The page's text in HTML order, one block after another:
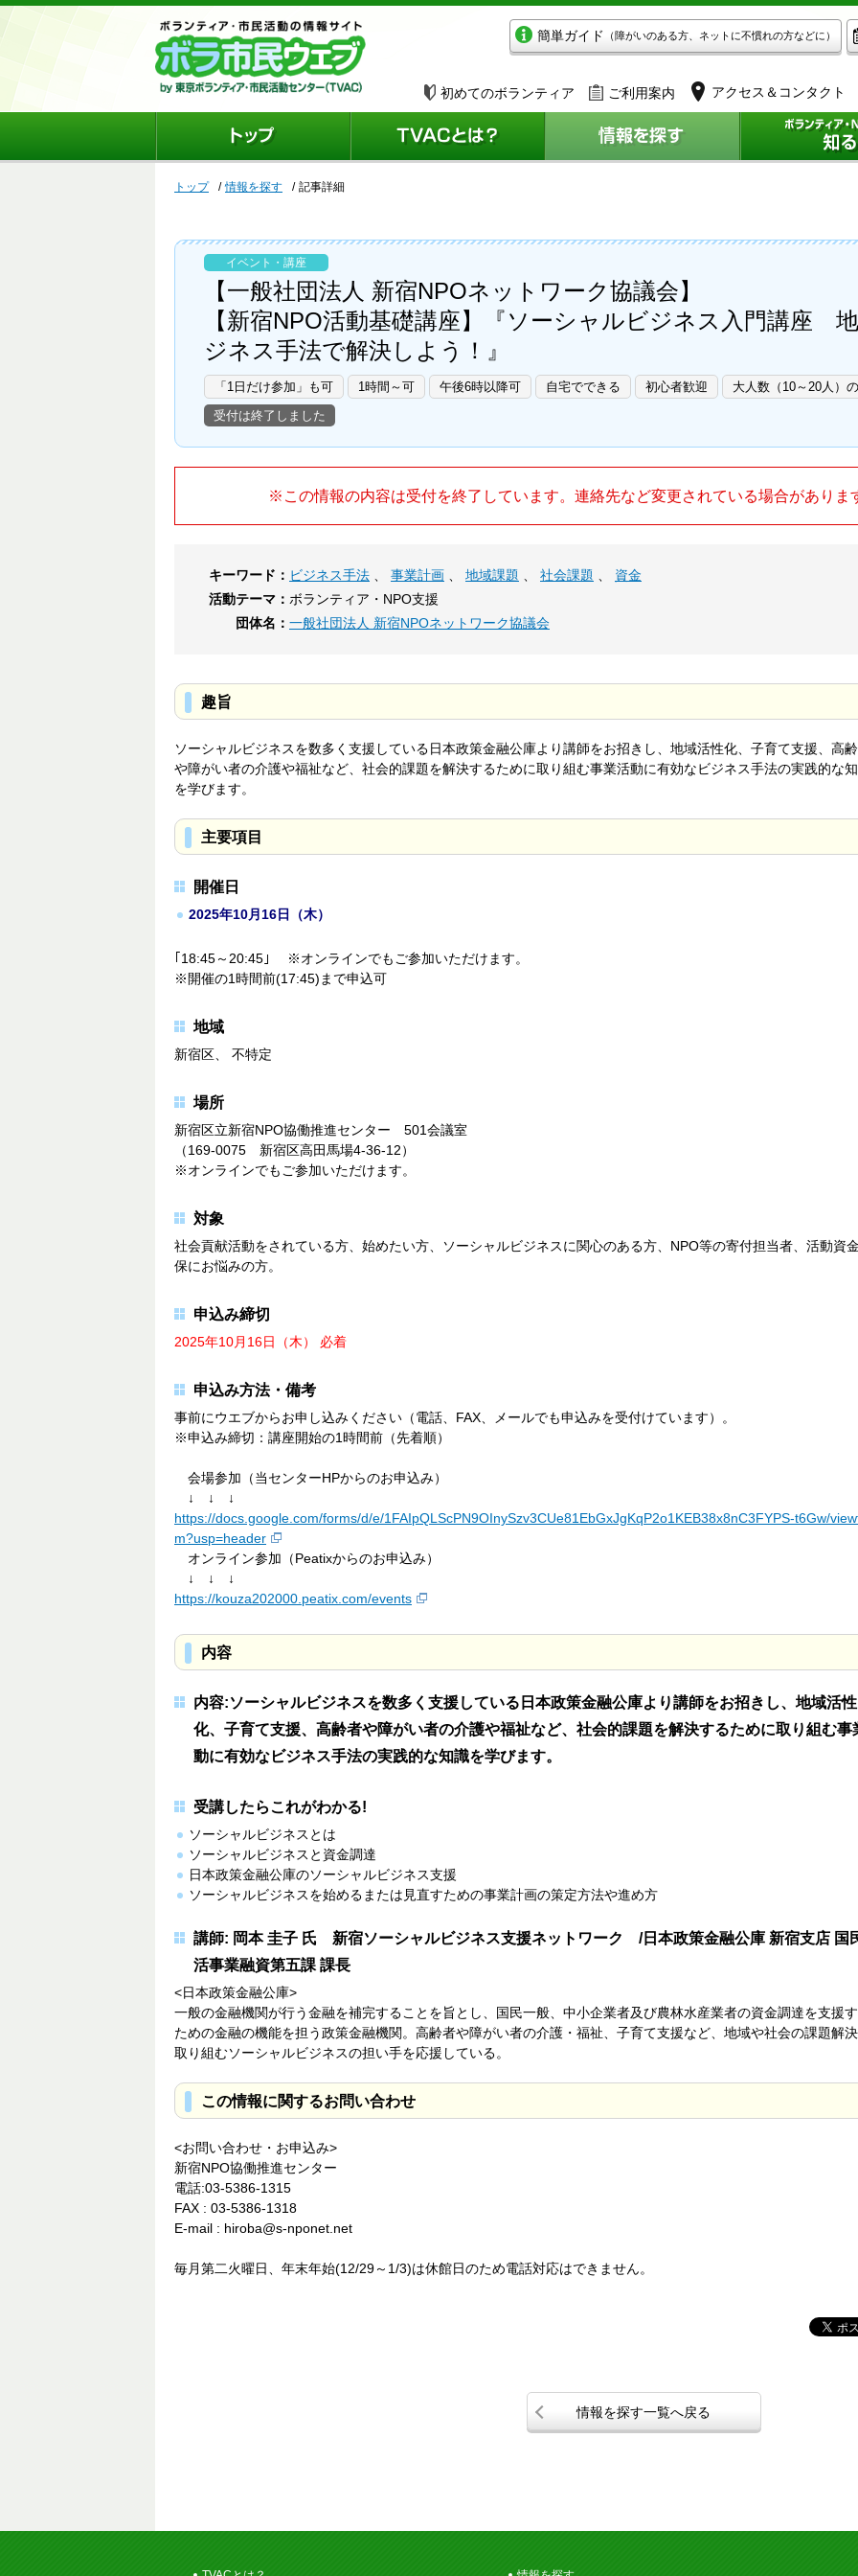
簡単ガイド （障がいのある方、ネットに不慣れの方などに）
初めてのボランティア ご利用案内 アクセス＆コンタクト
トップ 情報を探す 記事詳細
イベント・講座
【一般社団法人 新宿NPOネットワーク協議会】
【新宿NPO活動基礎講座】『ソーシャルビジネス入門講座
ジネス手法で解決しよう！』
「1日だけ参加」も可 1時間～可 午後6時以降可 自宅でできる 初心者歓迎
大人数（10～20人）
受付は終了しました
※この情報の内容は受付を終了しています。連絡先など変更されている場合がありま
キーワード： ビジネス手法 事業計画 地域課題 社会課題
資金
活動テーマ： ボランティア・NPO支援
団体名： 一般社団法人 新宿NPOネットワーク協議会
趣旨
ソーシャルビジネスを数多く支援している日本政策金融公庫より講師をお招きし、地域活性化、子育て支援、高
や障がい者の介護や福祉など、社会的課題を解決するために取り組む事業活動に有効なビジネス手法の実践的な
を学びます。
主要項目
開催日
2025年10月16日（木）
｢18:45～20:45｣ ※オンラインでもご参加いただけます。
※開催の1時間前(17:45)まで申込可
地域
新宿区、 不特定
場所
新宿区立新宿NPO協働推進センター 501会議室
（169-0075 新宿区高田馬場4-36-12）
※オンラインでもご参加いただけます。
対象
社会貢献活動をされている方、始めたい方、ソーシャルビジネスに関心のある方、NPO等の寄付担当者、活動資
保にお悩みの方。
申込み締切
2025年10月16日（木） 必着
申込み方法・備考
事前にウエブからお申し込みください（電話、FAX、メールでも申込みを受付けています）。
※申込み締切：講座開始の1時間前（先着順）
会場参加（当センターHPからのお申込み）
↓ ↓ ↓
https://docs.google.com/forms/d/e/1FAIpQLScPN9OInySzv3CUe81EbGxJgKqP2o1KEB38x8nC3FYPS-t6Gw/
m?usp=header
オンライン参加（Peatixからのお申込み）
↓ ↓ ↓
https://kouza202000.peatix.com/events
内容
内容:ソーシャルビジネスを数多く支援している日本政策金融公庫より講師をお招きし、地域活性
化、子育て支援、高齢者や障がい者の介護や福祉など、社会的課題を解決するために取り組む事
動に有効なビジネス手法の実践的な知識を学びます。
受講したらこれがわかる!
ソーシャルビジネスとは
ソーシャルビジネスと資金調達
日本政策金融公庫のソーシャルビジネス支援
ソーシャルビジネスを始めるまたは見直すための事業計画の策定方法や進め方
講師: 岡本 圭子 氏 新宿ソーシャルビジネス支援ネットワーク /日本政策金融公庫 新宿支店 国
活事業融資第五課 課長
<日本政策金融公庫>
一般の金融機関が行う金融を補完することを旨とし、国民一般、中小企業者及び農林水産業者の資金調達を支援
ための金融の機能を担う政策金融機関。高齢者や障がい者の介護・福祉、子育て支援など、地域や社会の課題解
取り組むソーシャルビジネスの担い手を応援している。
この情報に関するお問い合わせ
<お問い合わせ・お申込み>
新宿NPO協働推進センター
電話:03-5386-1315
FAX : 03-5386-1318
E‐mail : hiroba@s-nponet.net
毎月第二火曜日、年末年始(12/29～1/3)は休館日のため電話対応はできません。
情報を探す一覧へ戻る